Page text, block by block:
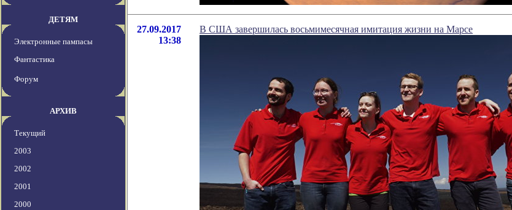
ДЕТЯМ
Электронные пампасы
Фантастика
Форум
АРХИВ
Текущий
2003
2002
2001
2000
27.09.2017
13:38
В США завершилась восьмимесячная имитация жизни на Марсе